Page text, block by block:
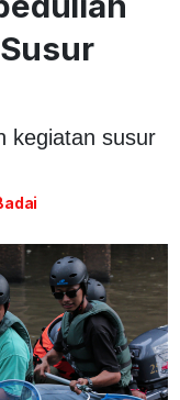
kegiatan susur